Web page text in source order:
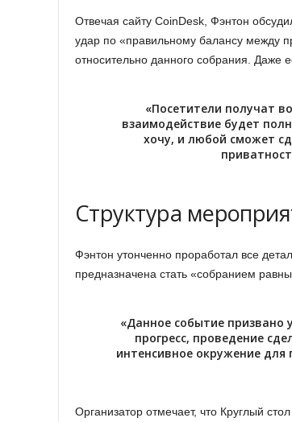
Отвечая сайту CoinDesk, Фэнтон
удар по «правильному балансу между
относительно данного собрания.
«Посетители получат
взаимодействие будет
хочу, и любой сможет
Структура
Фэнтон утонченно проработал все
предназначена стать «собранием
«Данное событие призвано
прогресс, проведение
интенсивное окружение для
Организатор отмечает, что Круглый